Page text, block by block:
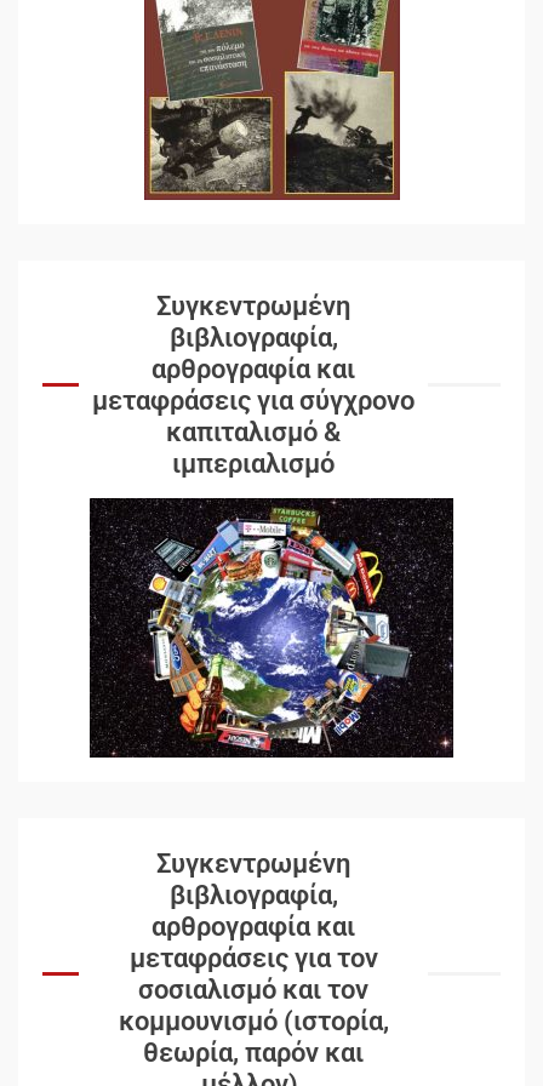
Συγκεντρωμένη
βιβλιογραφία,
αρθρογραφία και
μεταφράσεις για σύγχρονο
καπιταλισμό &
ιμπεριαλισμό
Συγκεντρωμένη
βιβλιογραφία,
αρθρογραφία και
μεταφράσεις για τον
σοσιαλισμό και τον
κομμουνισμό (ιστορία,
θεωρία, παρόν και